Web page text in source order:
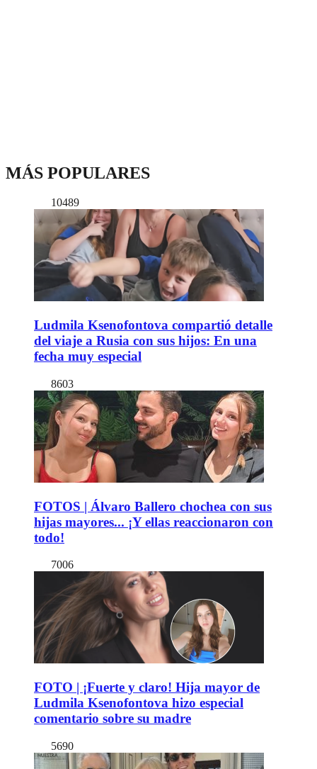
MÁS POPULARES
10489
Ludmila Ksenofontova compartió detalle
del viaje a Rusia con sus hijos: En una
fecha muy especial
8603
FOTOS | Álvaro Ballero chochea con sus
hijas mayores... ¡Y ellas reaccionaron con
todo!
7006
FOTO | ¡Fuerte y claro! Hija mayor de
Ludmila Ksenofontova hizo especial
comentario sobre su madre
5690